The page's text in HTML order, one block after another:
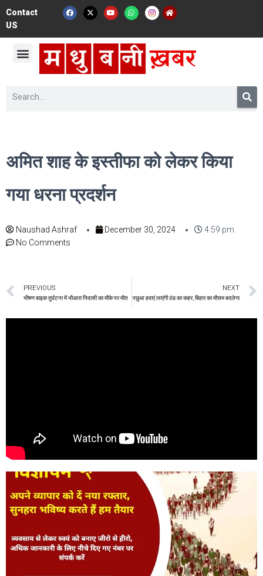
Contact
US
अमित शाह के इस्तीफा को लेकर किया
गया धरना प्रदर्शन
Naushad Ashraf December 30, 2024
4:59 pm
No Comments
PREVIOUS
भीषण बाइक दुर्घटना में भौआरा निवासी का मौके पर मौत
NEXT
पछुआ हवाएं लाएंगी ठंड का कहर, बिहार का मौसम बदलेगा